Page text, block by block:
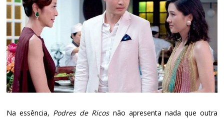
Na essência, Podres de Ricos não apresenta nada que outra